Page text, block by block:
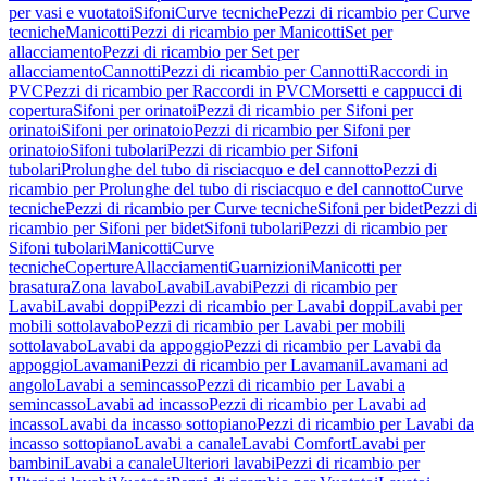
per vasi e vuotatoiSifoniCurve tecnichePezzi di ricambio per Curve
tecnicheManicottiPezzi di ricambio per ManicottiSet per
allacciamentoPezzi di ricambio per Set per
allacciamentoCannottiPezzi di ricambio per CannottiRaccordi in
PVCPezzi di ricambio per Raccordi in PVCMorsetti e cappucci di
coperturaSifoni per orinatoiPezzi di ricambio per Sifoni per
orinatoiSifoni per orinatoioPezzi di ricambio per Sifoni per
orinatoioSifoni tubolariPezzi di ricambio per Sifoni
tubolariProlunghe del tubo di risciacquo e del cannottoPezzi di
ricambio per Prolunghe del tubo di risciacquo e del cannottoCurve
tecnichePezzi di ricambio per Curve tecnicheSifoni per bidetPezzi di
ricambio per Sifoni per bidetSifoni tubolariPezzi di ricambio per
Sifoni tubolariManicottiCurve
tecnicheCopertureAllacciamentiGuarnizioniManicotti per
brasaturaZona lavaboLavabiLavabiPezzi di ricambio per
LavabiLavabi doppiPezzi di ricambio per Lavabi doppiLavabi per
mobili sottolavaboPezzi di ricambio per Lavabi per mobili
sottolavaboLavabi da appoggioPezzi di ricambio per Lavabi da
appoggioLavamaniPezzi di ricambio per LavamaniLavamani ad
angoloLavabi a semincassoPezzi di ricambio per Lavabi a
semincassoLavabi ad incassoPezzi di ricambio per Lavabi ad
incassoLavabi da incasso sottopianoPezzi di ricambio per Lavabi da
incasso sottopianoLavabi a canaleLavabi ComfortLavabi per
bambiniLavabi a canaleUlteriori lavabiPezzi di ricambio per